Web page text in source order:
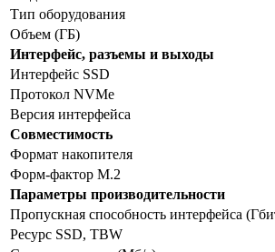
Тип оборудования
Объем (ГБ)
Интерфейс, разъемы и выходы
Интерфейс SSD
Протокол NVMe
Версия интерфейса
Совместимость
Формат накопителя
Форм-фактор M.2
Параметры производительности
Пропускная способность интерфейса
Ресурс SSD, TBW